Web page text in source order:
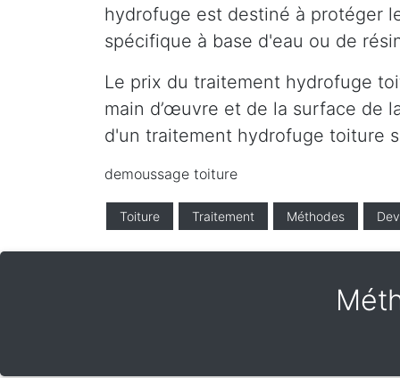
hydrofuge est destiné à protéger
spécifique à base d'eau ou de
Le prix du traitement hydrofuge
main d’œuvre et de la surface de
d'un traitement hydrofuge toiture
demoussage toiture
Toiture Traitement Méthodes